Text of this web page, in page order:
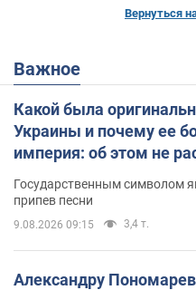
Вернуться
Важное
Какой была
Украины и почему ее
империя: об этом не
Государственным символом
припев песни
9.08.2026 09:15 3,4 т.
Александру